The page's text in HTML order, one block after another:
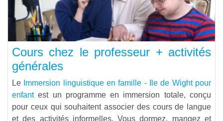
Cours chez le professeur + activités
générales
Le Immersion linguistique en famille - Ile de Wight pour
enfantest un programme en immersion totale, conçu
pour ceux qui souhaitent associer des cours de langue
et des activités informelles. Vous dormez, mangez et